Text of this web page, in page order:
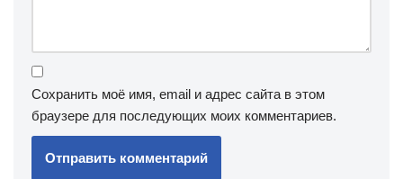
Сохранить моё имя, email и адрес сайта в этом
браузере для последующих моих комментариев.